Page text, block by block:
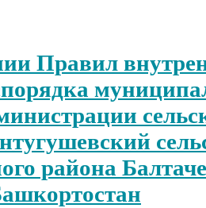
Правил
района